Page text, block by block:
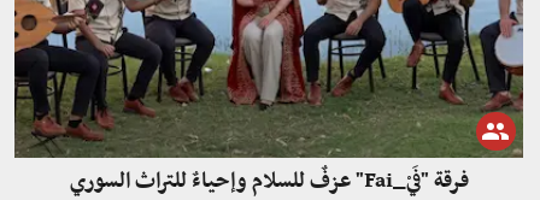
فرقة "فَيْ_Fai" عزفٌ للسلام وإحياءٌ للتراث السوري